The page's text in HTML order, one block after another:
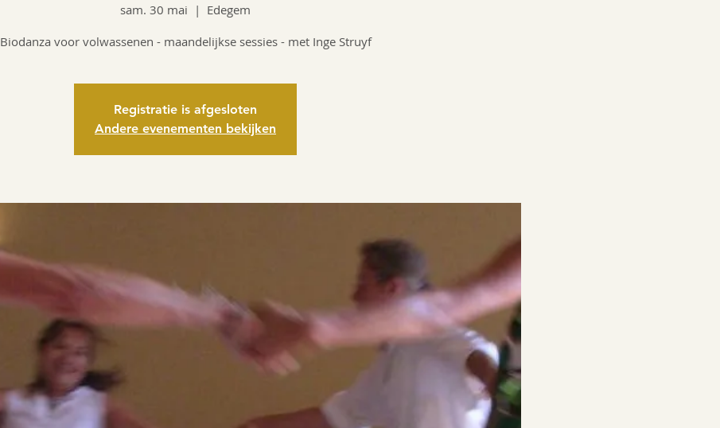
sam. 30 mai
  |
Edegem
Biodanza voor volwassenen - maandelijkse sessies - met Inge Struyf
Registratie is afgesloten
Andere evenementen bekijken